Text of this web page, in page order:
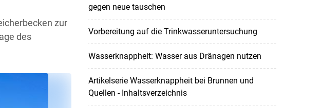
zur
des
gegen neue tauschen
Vorbereitung auf die Trinkwasseruntersuchung
Wasserknappheit: Wasser aus Dränagen nutzen
Artikelserie Wasserknappheit bei Brunnen und
Quellen - Inhaltsverzeichnis